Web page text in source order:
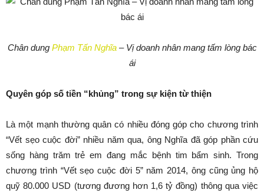
Chân dung Phạm Tấn Nghĩa– Vị doanh nhân mang tấm lòng bác
ái
Quyên góp số tiền “khủng” trong sự kiện từ thiện
Là một mạnh thường quân có nhiều đóng góp cho chương trình
“Vết sẹo cuộc đời” nhiều năm qua, ông Nghĩa đã góp phần cứu
sống hàng trăm trẻ em đang mắc bệnh tim bẩm sinh. Trong
chương trình “Vết sẹo cuộc đời 5” năm 2014, ông cũng ủng hộ
quỹ 80.000 USD (tương đương hơn 1,6 tỷ đồng) thông qua việc